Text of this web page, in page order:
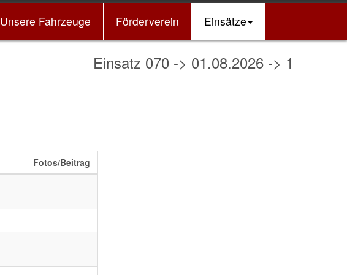
Unsere Fahrzeuge Förderverein Einsätze
Einsatz 070 -> 01.08.2026 -> 15:14 Uhr ->
Fotos/Beitrag